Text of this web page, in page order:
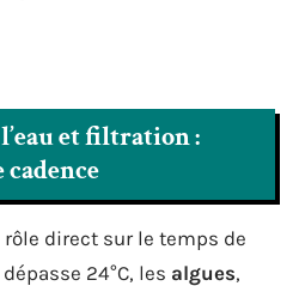
et filtration :
direct sur le temps de
24°C, les algues,